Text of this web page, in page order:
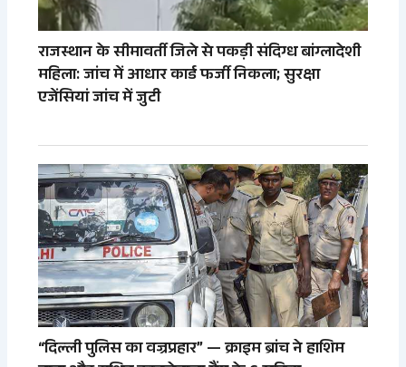
राजस्थान के सीमावर्ती जिले से पकड़ी संदिग्ध बांग्लादेशी
महिला: जांच में आधार कार्ड फर्जी निकला; सुरक्षा
एजेंसियां जांच में जुटी
“दिल्ली पुलिस का वज्रप्रहार” — क्राइम ब्रांच ने हाशिम